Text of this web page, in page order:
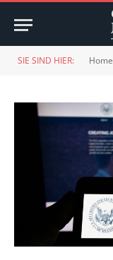
SIE SIND HIER: Home